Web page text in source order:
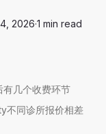
2026·1 min read
有几个收费环节
不同诊所报价相差